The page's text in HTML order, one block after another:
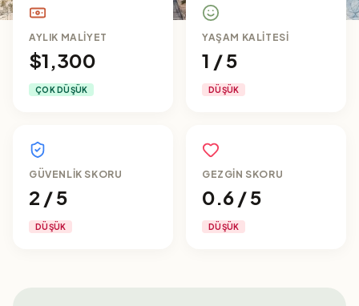
AYLIK MALIYET
$1,300
ÇOK DÜŞÜK
YAŞAM KALITESI
1 / 5
DÜŞÜK
GÜVENLIK SKORU
2 / 5
DÜŞÜK
GEZGIN SKORU
0.6 / 5
DÜŞÜK